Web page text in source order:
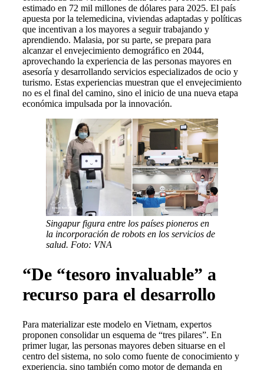
estimado en 72 mil millones de dólares para 2025. El país
apuesta por la telemedicina, viviendas adaptadas y políticas
que incentivan a los mayores a seguir trabajando y
aprendiendo. Malasia, por su parte, se prepara para
alcanzar el envejecimiento demográfico en 2044,
aprovechando la experiencia de las personas mayores en
asesoría y desarrollando servicios especializados de ocio y
turismo. Estas experiencias muestran que el envejecimiento
no es el final del camino, sino el inicio de una nueva etapa
económica impulsada por la innovación.
Singapur figura entre los países pioneros en
la incorporación de robots en los servicios de
salud. Foto: VNA
“De “tesoro invaluable” a
recurso para el desarrollo
Para materializar este modelo en Vietnam, expertos
proponen consolidar un esquema de “tres pilares”. En
primer lugar, las personas mayores deben situarse en el
centro del sistema, no solo como fuente de conocimiento y
experiencia, sino también como motor de demanda en